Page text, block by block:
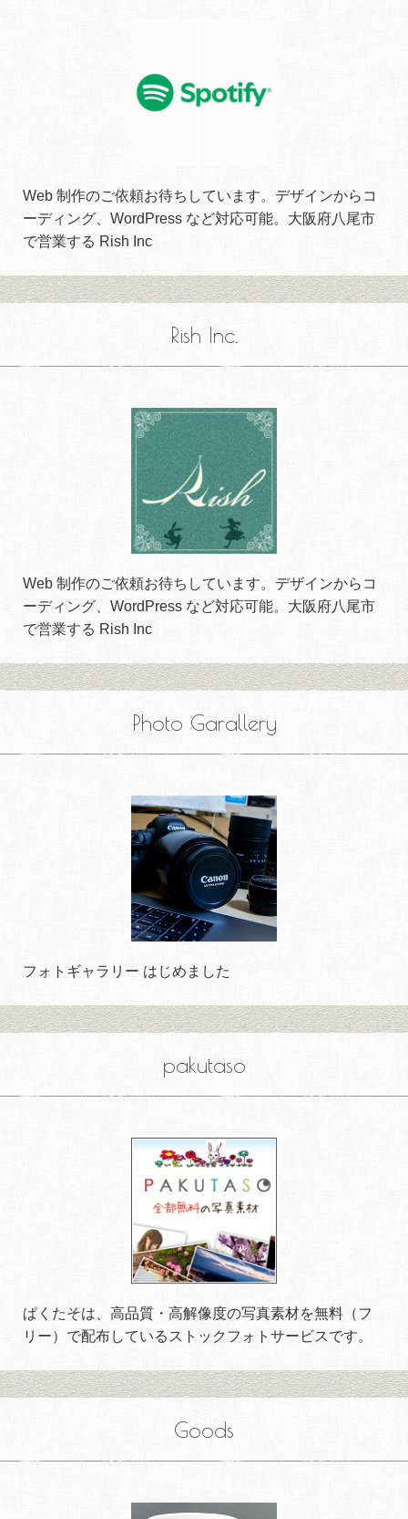
Web 制作のご依頼お待ちしています。デザインからコ
ーディング、WordPress など対応可能。大阪府八尾市
で営業する Rish Inc
Rish Inc.
Web 制作のご依頼お待ちしています。デザインからコ
ーディング、WordPress など対応可能。大阪府八尾市
で営業する Rish Inc
Photo Garallery
フォトギャラリー はじめました
pakutaso
ぱくたそは、高品質・高解像度の写真素材を無料（フ
リー）で配布しているストックフォトサービスです。
Goods